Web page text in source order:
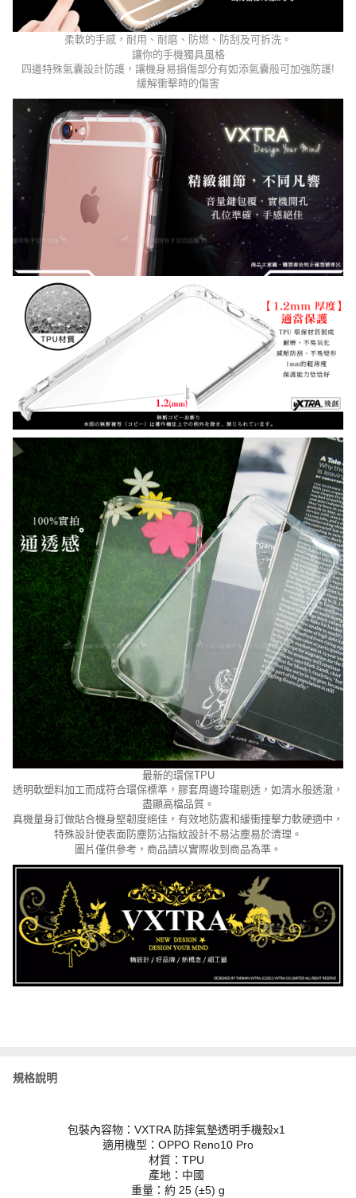
柔軟的手感，耐用、耐磨、防燃、防刮及可拆洗。
讓你的手機獨具風格
四邊特殊氣囊設計防護，讓機身易損傷部分有如添氣囊般可加強防護!
緩解衝擊時的傷害
最新的環保TPU
透明軟塑料加工而成符合環保標準，膠套周邊玲瓏剔透，如清水般透澈，
盡顯高檔品質。
真機量身訂做貼合機身堅韌度絕佳，有效地防震和緩衝撞擊力軟硬適中，
特殊設計使表面防塵防沾指紋設計不易沾塵易於清理。
圖片僅供參考，商品請以實際收到商品為準。
規格說明
包裝內容物：VXTRA 防摔氣墊透明手機殼x1
適用機型：OPPO Reno10 Pro
材質：TPU
產地：中國
重量：約 25 (±5) g